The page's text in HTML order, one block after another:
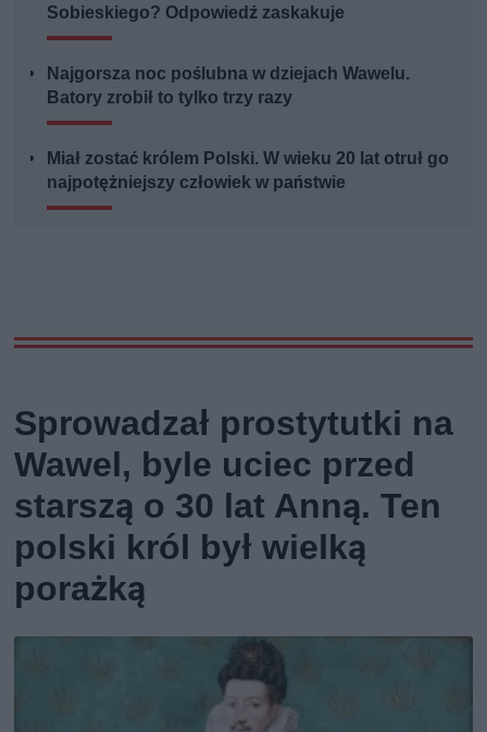
Sobieskiego? Odpowiedź zaskakuje
Najgorsza noc poślubna w dziejach Wawelu.
Batory zrobił to tylko trzy razy
Miał zostać królem Polski. W wieku 20 lat otruł go
najpotężniejszy człowiek w państwie
Sprowadzał prostytutki na
Wawel, byle uciec przed
starszą o 30 lat Anną. Ten
polski król był wielką
porażką